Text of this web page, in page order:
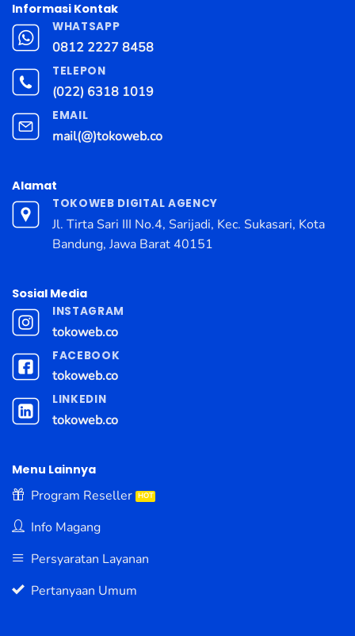
Informasi Kontak
WHATSAPP
0812 2227 8458
TELEPON
(022) 6318 1019
EMAIL
mail(@)tokoweb.co
Alamat
TOKOWEB DIGITAL AGENCY
Jl. Tirta Sari III No.4, Sarijadi, Kec. Sukasari, Kota
Bandung, Jawa Barat 40151
Sosial Media
INSTAGRAM
tokoweb.co
FACEBOOK
tokoweb.co
LINKEDIN
tokoweb.co
Menu Lainnya
Program Reseller
Info Magang
Persyaratan Layanan
Pertanyaan Umum